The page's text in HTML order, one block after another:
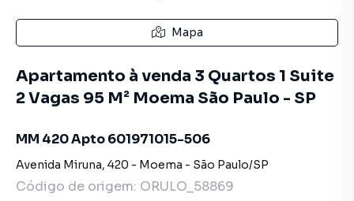
Mapa
Apartamento à venda 3 Quartos 1 Suite
2 Vagas 95 M² Moema São Paulo - SP
MM 420 Apto 601971015-506
Avenida Miruna, 420 - Moema - São Paulo/SP
Código de origem: ORULO_58869